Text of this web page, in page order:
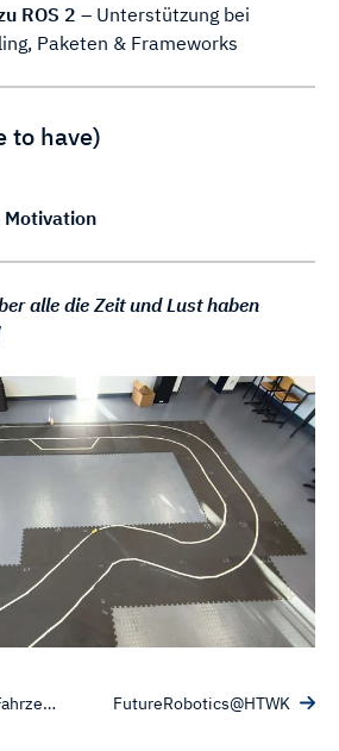
ROS 2 – Unterstützung bei
Paketen & Frameworks
to have)
Motivation
alle die Zeit und Lust haben
RosRacer - Neues Fahrzeug für Wettbewerbe FutureRobotics@HTWK